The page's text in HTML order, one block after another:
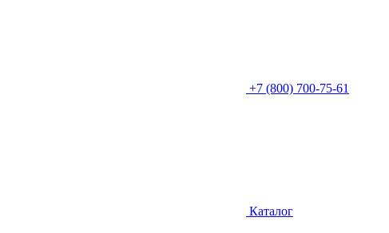
+7 (800) 700-75-61
Каталог